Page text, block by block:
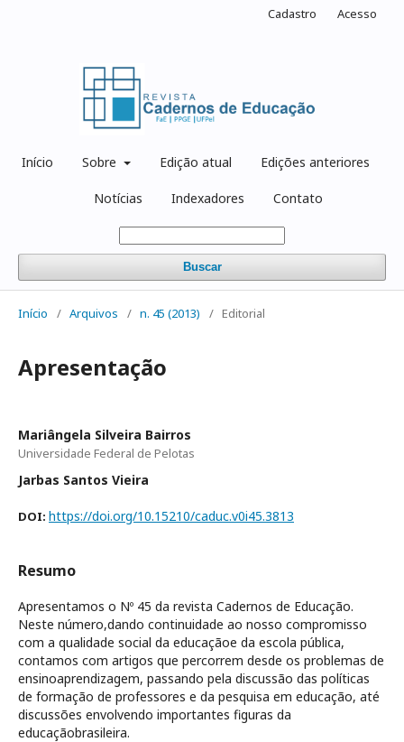
Início Sobre Edição atual Edições anteriores
Notícias Indexadores Contato
Buscar
Cadastro Acesso
Início / Arquivos / n. 45 (2013) / Editorial
Apresentação
Mariângela Silveira Bairros
Universidade Federal de Pelotas
Jarbas Santos Vieira
DOI: https://doi.org/10.15210/caduc.v0i45.3813
Resumo
Apresentamos o Nº 45 da revista Cadernos de Educação.
Neste número,dando continuidade ao nosso compromisso
com a qualidade social da educaçãoe da escola pública,
contamos com artigos que percorrem desde os problemas de
ensinoaprendizagem, passando pela discussão das políticas
de formação de professores e da pesquisa em educação, até
discussões envolvendo importantes figuras da
educaçãobrasileira.